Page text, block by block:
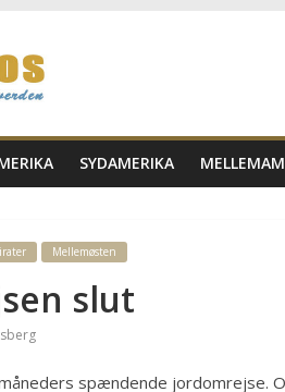
SYDAMERIKA
Mellemøsten
slut
spændende jordomrejse.